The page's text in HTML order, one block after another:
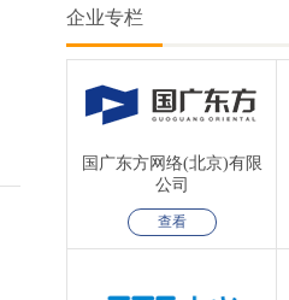
企业专栏
国广东方网络(北京)有限
公司
查看